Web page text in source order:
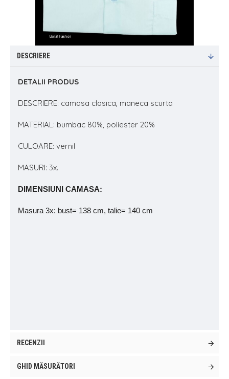
DESCRIERE
DETALII PRODUS
DESCRIERE: camasa clasica, maneca scurta
MATERIAL: bumbac 80%, poliester 20%
CULOARE: vernil
MASURI: 3x.
DIMENSIUNI CAMASA:
Masura 3x: bust= 138 cm, talie= 140 cm
RECENZII
GHID MĂSURĂTORI